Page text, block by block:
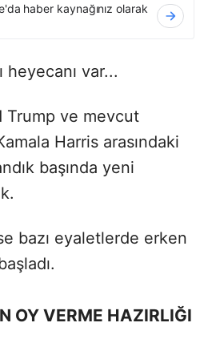
haber kaynağınız olarak
heyecanı var...
Trump ve mevcut
Harris arasındaki
başında yeni
bazı eyaletlerde erken
OY VERME HAZIRLIĞI